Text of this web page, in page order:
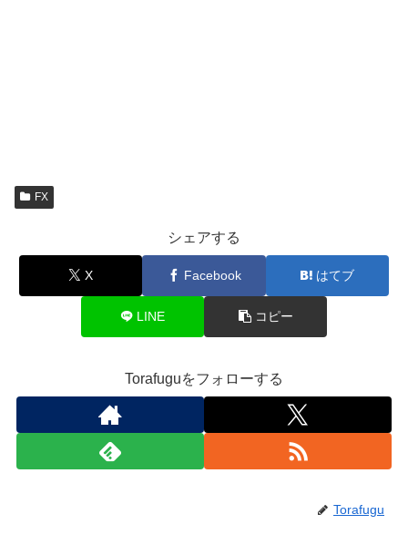
FX
シェアする
X Facebook はてブ
LINE コピー
Torafuguをフォローする
Torafugu